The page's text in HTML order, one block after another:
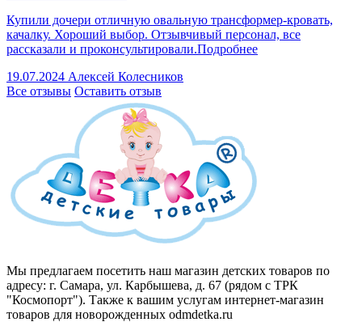
Купили дочери отличную овальную трансформер-кровать,
качалку. Хороший выбор. Отзывчивый персонал, все
рассказали и проконсультировали.Подробнее
19.07.2024 Алексей Колесников
Все отзывы Оставить отзыв
Мы предлагаем посетить наш магазин детских товаров по
адресу: г. Самара, ул. Карбышева, д. 67 (рядом с ТРК
"Космопорт"). Также к вашим услугам интернет-магазин
товаров для новорожденных odmdetka.ru